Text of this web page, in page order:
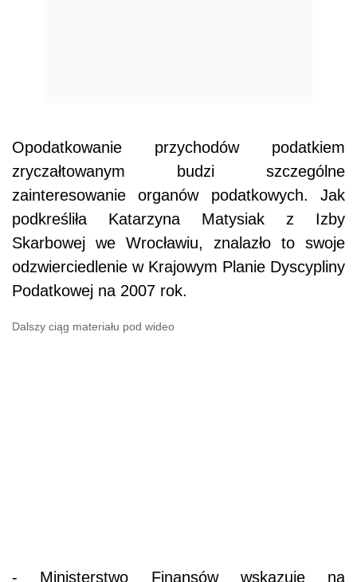
Opodatkowanie przychodów podatkiem
zryczałtowanym budzi szczególne
zainteresowanie organów podatkowych. Jak
podkreśliła Katarzyna Matysiak z Izby
Skarbowej we Wrocławiu, znalazło to swoje
odzwierciedlenie w Krajowym Planie Dyscypliny
Podatkowej na 2007 rok.
Dalszy ciąg materiału pod wideo
- Ministerstwo Finansów wskazuje na